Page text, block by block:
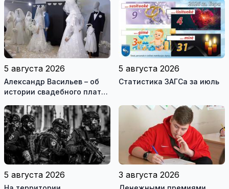
обновлённой стелы
5 августа 2026
Александр Васильев – об
истории свадебного платья
истории моды (видео)
5 августа 2026
Статистика ЗАГСа за июль
5 августа 2026 3 августа 2026